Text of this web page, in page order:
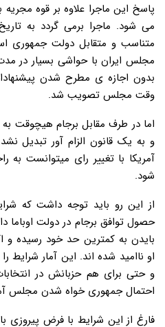
پاسخ این ماجرا علاوه بر قوه
متناسب و متقابل دولت جمهوری
مجلس ایران با حواشی بسیار در
بدون اجازه ی مطرح شدن
وقت مجلس تصویب شد.
اما در طرف مقابل برجام هیچوقت به
و به یک قانون الزام آور تبدیل
آمریکا با تغییر رای میتوانست به
شود.
از این رو باید توجه داشت که
حصول توافق برجام در دولت
بایدن به کمترین حد خود رسیده و
او ناامید شده اند. این آمار شرایط
احتمال جمهوری خواه شدن مجلس
فارغ از این شرایط با فرض